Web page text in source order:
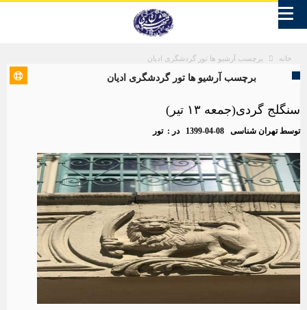
خانه برچسب آرشیو ها تور گردشگری ادیان
برچسب آرشیو ها تور گردشگری ادیان
سنگلج گردی(جمعه ۱۳ تیر)
توسطتهران شناسی 1399-04-08 در :تور